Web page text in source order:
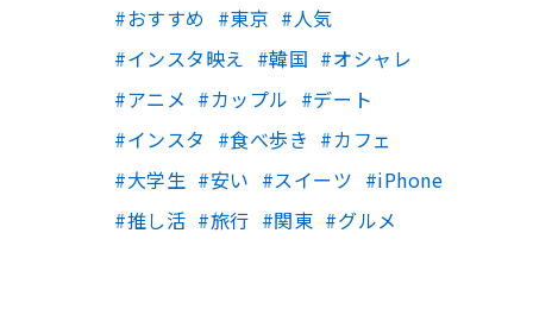
おすすめ 東京
人気
インスタ映え
韓国
オシャレ
アニメ
カップル
デート
インスタ
食べ歩き
カフェ
大学生
安い スイーツ
iPhone
推し活
旅行 関東 グルメ